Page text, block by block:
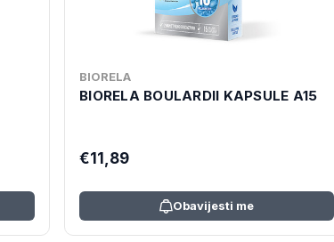
BIORELA
BIORELA BOULARDII KAPSULE A15
€11,89
Obavijesti me